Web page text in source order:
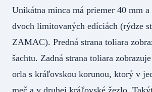
Unikátna minca má priemer 40 mm
dvoch limitovaných edíciách (rýdze
ZAMAC). Predná strana toliara
šachtu. Zadná strana toliara
orla s kráľovskou korunou, ktorý v